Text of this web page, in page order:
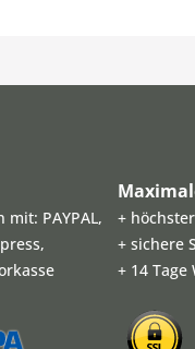
PAYPAL,
+
+ sichere
+ 14